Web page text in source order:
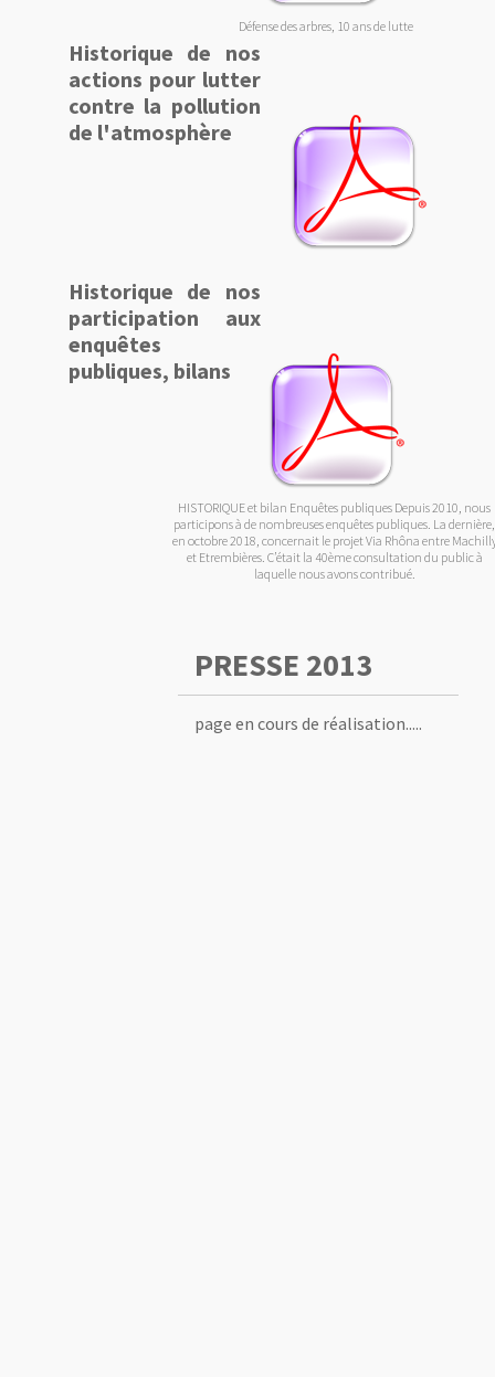
Historique de nos
actions pour lutter
contre la pollution
de l'atmosphère
Historique de nos
participation aux
enquêtes
publiques, bilans
Défense des arbres, 10 ans de lutte
HISTORIQUE et bilan Enquêtes publiques Depuis 2010, nous
participons à de nombreuses enquêtes publiques. La dernière,
en octobre 2018, concernait le projet Via Rhôna entre
et Etrembières. C’était la 40ème consultation du public à
laquelle nous avons contribué.
PRESSE 2013
page en cours de réalisation.....